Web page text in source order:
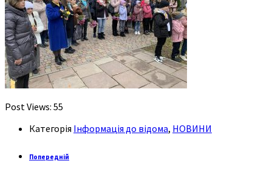
Post Views: 55
Категорія Інформація до відома, НОВИНИ
Попередній